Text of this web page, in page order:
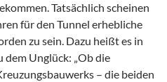
Tatsächlich scheinen
für den Tunnel erhebliche
zu sein. Dazu heißt es in
Unglück: „Ob die
– die beiden